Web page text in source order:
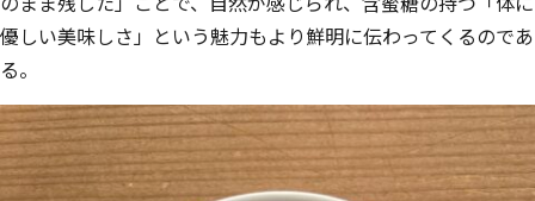
優しい美味しさ」という魅力もより鮮明に伝わってくるのであ
る。